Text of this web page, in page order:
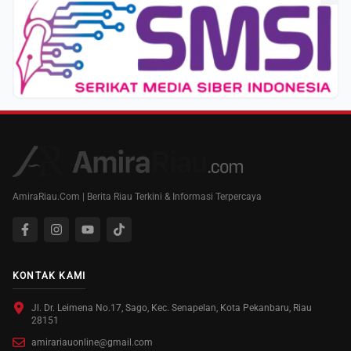
AmiraRiau.Com | Berita Riau Terkini & Informasi Terpercaya
KONTAK KAMI
Jl. Dr. Leimena No.17, Sago, Kec. Senapelan, Kota Pekanbaru, Riau
28151
amirariauonline@gmail.com